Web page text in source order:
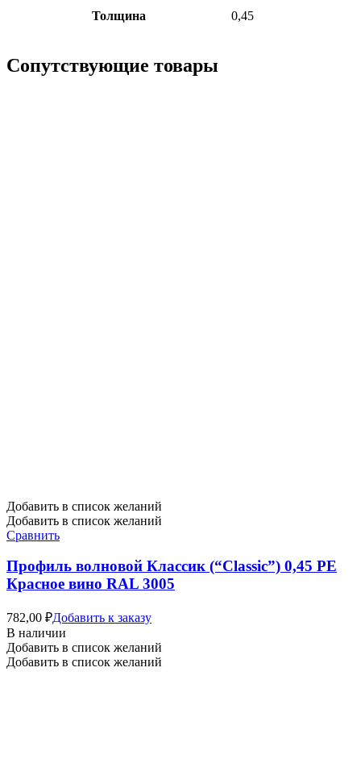
Толщина 0,45
Сопутствующие товары
Добавить в список желаний
Добавить в список желаний
Сравнить
Профиль волновой Классик (“Classic”) 0,45 PE
Красное вино RAL 3005
782,00 ₽Добавить к заказу
В наличии
Добавить в список желаний
Добавить в список желаний